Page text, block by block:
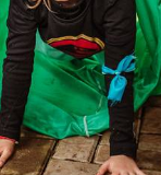
1157 0